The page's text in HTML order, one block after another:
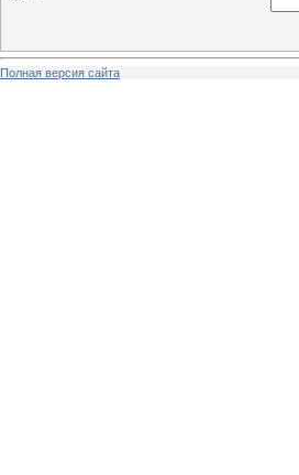
Полная версия сайта